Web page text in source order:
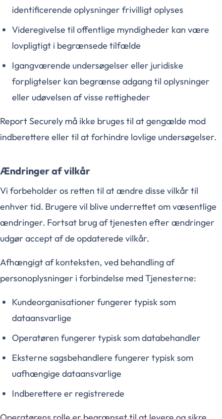
identificerende oplysninger frivilligt oplyses
Videregivelse til offentlige myndigheder kan være
lovpligtigt i begrænsede tilfælde
Igangværende undersøgelser eller juridiske
forpligtelser kan begrænse adgang til oplysninger
eller udøvelsen af visse rettigheder
Report Securely må ikke bruges til at gengælde mod
indberettere eller til at forhindre lovlige undersøgelser.
Ændringer af vilkår
Vi forbeholder os retten til at ændre disse vilkår til
enhver tid. Brugere vil blive underrettet om væsentlige
ændringer. Fortsat brug af tjenesten efter ændringer
udgør accept af de opdaterede vilkår.
Afhængigt af konteksten, ved behandling af
personoplysninger i forbindelse med Tjenesterne:
Kundeorganisationer fungerer typisk som
dataansvarlige
Operatøren fungerer typisk som databehandler
Eksterne sagsbehandlere fungerer typisk som
uafhængige dataansvarlige
Indberettere er registrerede